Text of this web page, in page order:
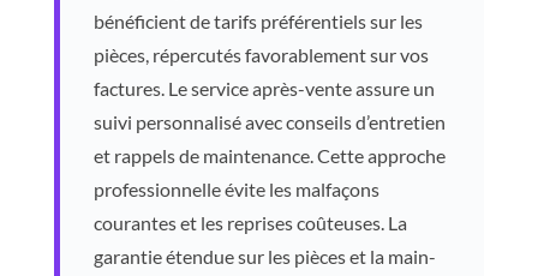
bénéficient de tarifs préférentiels sur les
pièces, répercutés favorablement sur vos
factures. Le service après-vente assure un
suivi personnalisé avec conseils d’entretien
et rappels de maintenance. Cette approche
professionnelle évite les malfaçons
courantes et les reprises coûteuses. La
garantie étendue sur les pièces et la main-